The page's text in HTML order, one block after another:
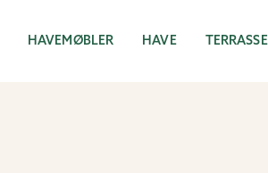
HAVEMØBLER HAVE TERRASSE